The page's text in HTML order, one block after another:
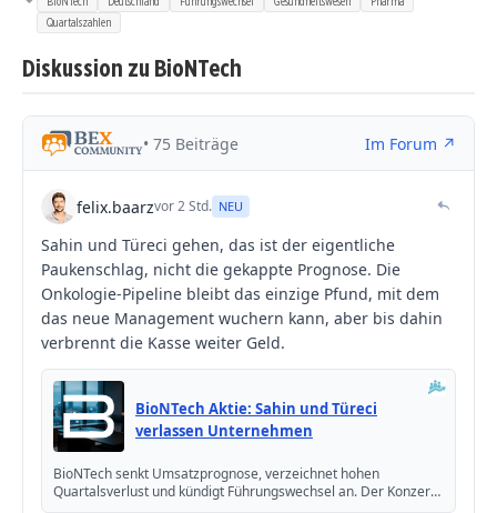
Quartalszahlen
Diskussion zu BioNTech